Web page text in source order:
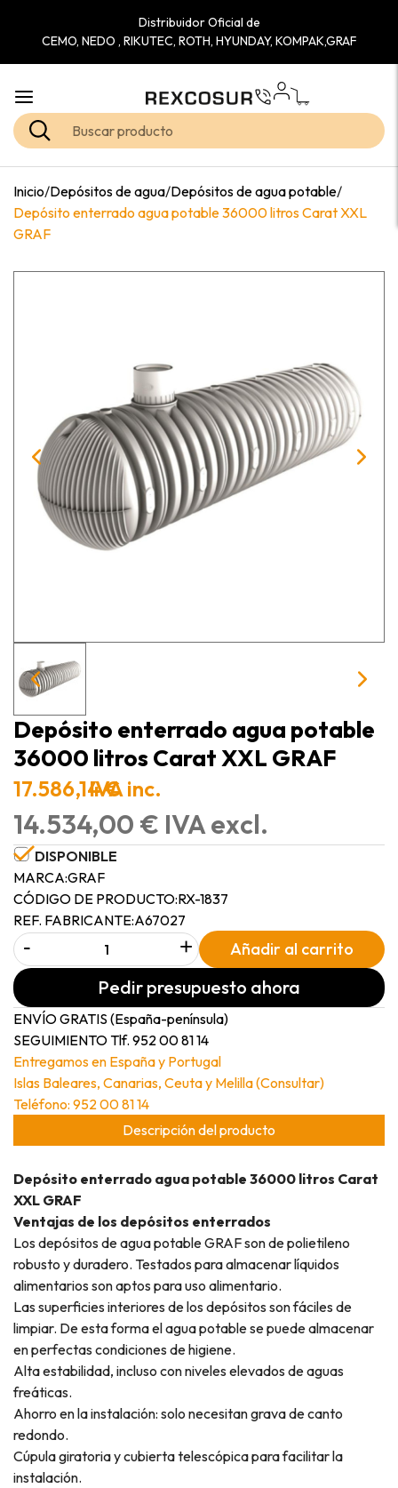
Distribuidor Oficial de
CEMO, NEDO , RIKUTEC, ROTH, HYUNDAY, KOMPAK,GRAF
Inicio/Depósitos de agua/Depósitos de agua potable/
Depósito enterrado agua potable 36000 litros Carat XXL
GRAF
Depósito enterrado agua potable
36000 litros Carat XXL GRAF
17.586,14 €IVA inc.
14.534,00 € IVA excl.
DISPONIBLE
MARCA:GRAF
CÓDIGO DE PRODUCTO:RX-1837
REF. FABRICANTE:A67027
- + Añadir al carrito
Pedir presupuesto ahora
ENVÍO GRATIS (España-península)
SEGUIMIENTO Tlf. 952 00 81 14
Entregamos en España y Portugal
Islas Baleares, Canarias, Ceuta y Melilla (Consultar)
Teléfono: 952 00 81 14
Descripción del producto
Depósito enterrado agua potable 36000 litros Carat
XXL GRAF
Ventajas de los depósitos enterrados
Los depósitos de agua potable GRAF son de polietileno
robusto y duradero. Testados para almacenar líquidos
alimentarios son aptos para uso alimentario.
Las superficies interiores de los depósitos son fáciles de
limpiar. De esta forma el agua potable se puede almacenar
en perfectas condiciones de higiene.
Alta estabilidad, incluso con niveles elevados de aguas
freáticas.
Ahorro en la instalación: solo necesitan grava de canto
redondo.
Cúpula giratoria y cubierta telescópica para facilitar la
instalación.